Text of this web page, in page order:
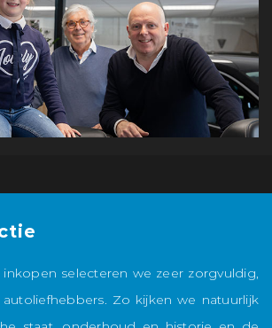
inkopen selecteren we zeer zorgvuldig,
Zo kijken we natuurlijk